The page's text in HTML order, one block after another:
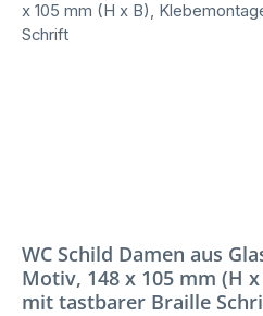
WC Schild Damen aus
Motiv, 148 x 105 mm (H
mit tastbarer Braille